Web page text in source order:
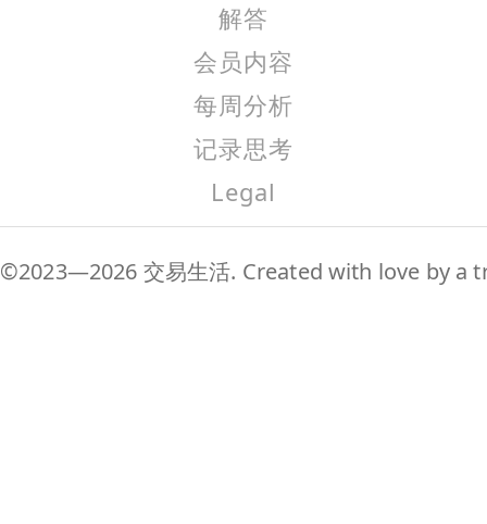
解答
会员内容
每周分析
记录思考
Legal
©2023—2026 交易生活. Created with love by a